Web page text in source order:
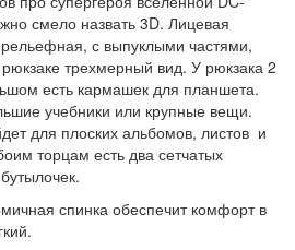
смело назвать 3D. Лицевая
с выпуклыми частями,
трехмерный вид. У рюкзака 2
есть кармашек для планшета.
учебники или крупные вещи.
для плоских альбомов, листов и
торцам есть два сетчатых
спинка обеспечит комфорт в